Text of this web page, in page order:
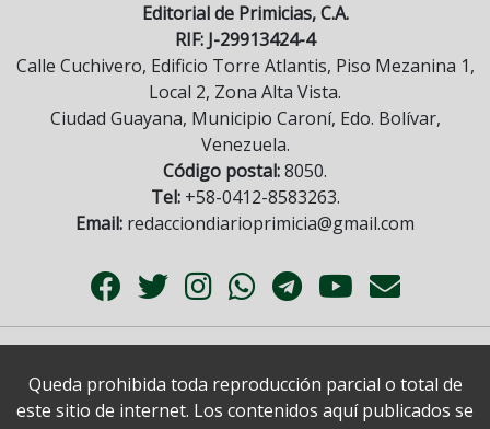
Editorial de Primicias, C.A.
RIF: J-29913424-4
Calle Cuchivero, Edificio Torre Atlantis, Piso Mezanina 1,
Local 2, Zona Alta Vista.
Ciudad Guayana, Municipio Caroní, Edo. Bolívar,
Venezuela.
Código postal:8050.
Tel:+58-0412-8583263.
Email: redacciondiarioprimicia@gmail.com
Queda prohibida toda reproducción parcial o total de
este sitio de internet. Los contenidos aquí publicados se